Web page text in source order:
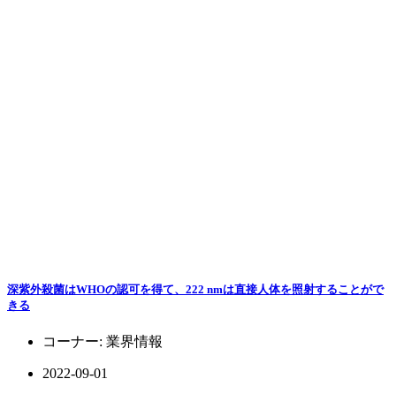
深紫外殺菌はWHOの認可を得て、222 nmは直接人体を照射することがで
きる
コーナー: 業界情報
2022-09-01